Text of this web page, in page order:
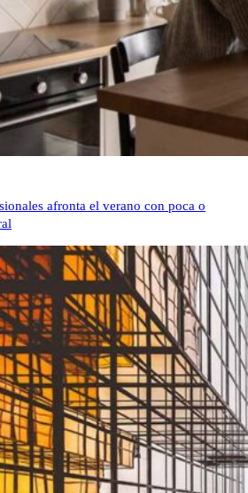
afronta el verano con poca o